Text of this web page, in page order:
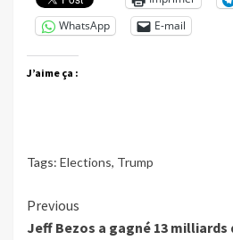
WhatsApp
E-mail
J’aime ça :
Tags: Elections, Trump
Continue
Previous
Jeff Bezos a gagné 13